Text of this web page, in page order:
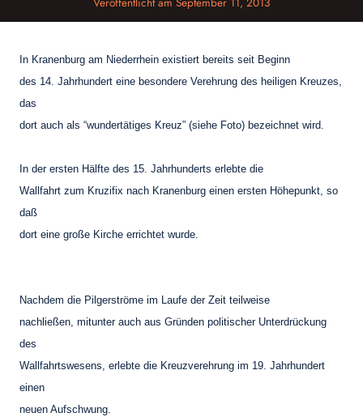
In Kranenburg am Niederrhein existiert bereits seit Beginn
des 14. Jahrhundert eine besondere Verehrung des heiligen Kreuzes,
das
dort auch als “wundertätiges Kreuz” (siehe Foto) bezeichnet wird.
In der ersten Hälfte des 15. Jahrhunderts erlebte die
Wallfahrt zum Kruzifix nach Kranenburg einen ersten Höhepunkt, so
daß
dort eine große Kirche errichtet wurde.
Nachdem die Pilgerströme im Laufe der Zeit teilweise
nachließen, mitunter auch aus Gründen politischer Unterdrückung
des
Wallfahrtswesens, erlebte die Kreuzverehrung im 19. Jahrhundert
einen
neuen Aufschwung.